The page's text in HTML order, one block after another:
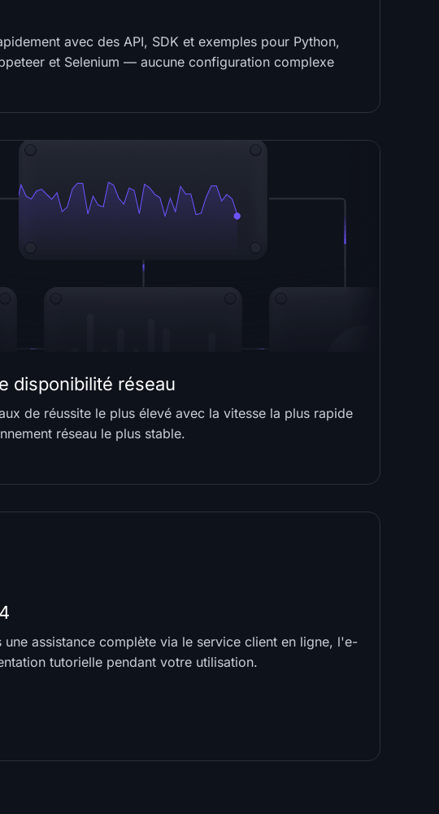
avec des API, SDK et exemples pour Python,
et Selenium — aucune configuration complexe
disponibilité réseau
de réussite le plus élevé avec la vitesse la plus rapide
réseau le plus stable.
une assistance complète via le service client en ligne, l'e-
tutorielle pendant votre utilisation.